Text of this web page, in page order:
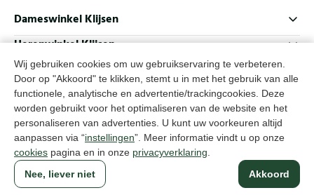
Wij gebruiken cookies om uw gebruikservaring te verbeteren.
Door op "Akkoord" te klikken, stemt u in met het gebruik van alle
functionele, analytische en advertentie/trackingcookies. Deze
worden gebruikt voor het optimaliseren van de website en het
personaliseren van advertenties. U kunt uw voorkeuren altijd
aanpassen via “instellingen”. Meer informatie vindt u op onze
cookies pagina en in onze privacyverklaring
Akkoord
Nee, liever niet
Dameswinkel Klijsen
Herenwinkel Klijsen
Klantenservice
Volg ons
© Klijsen Schoenmode - 2026
PrivacyverklaringCookiesAlgemene voorwaarden